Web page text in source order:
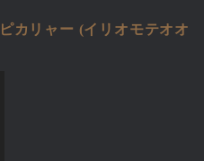
カリャー (イリオモテオオ